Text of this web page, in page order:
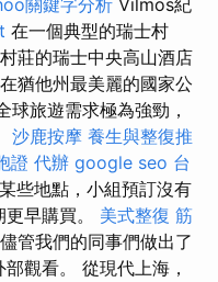
關鍵字分析 Vilmos紀
在一個典型的瑞士村
莊的瑞士中央高山酒店
猶他州最美麗的國家公
球旅遊需求極為強勁，
沙鹿按摩 養生與整復推
證 代辦 google seo 台
些地點，小組預訂沒有
早購買。 美式整復 筋
管我們的同事們做出了
觀看。 從現代上海，